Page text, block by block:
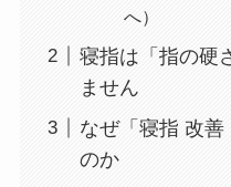
へ）
寝指は「指の硬
ません
なぜ「寝指 改
のか